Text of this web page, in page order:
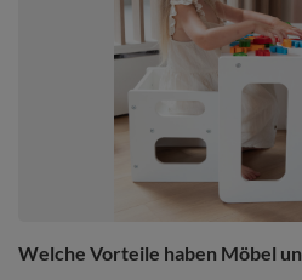
Welche Vorteile haben Möbel